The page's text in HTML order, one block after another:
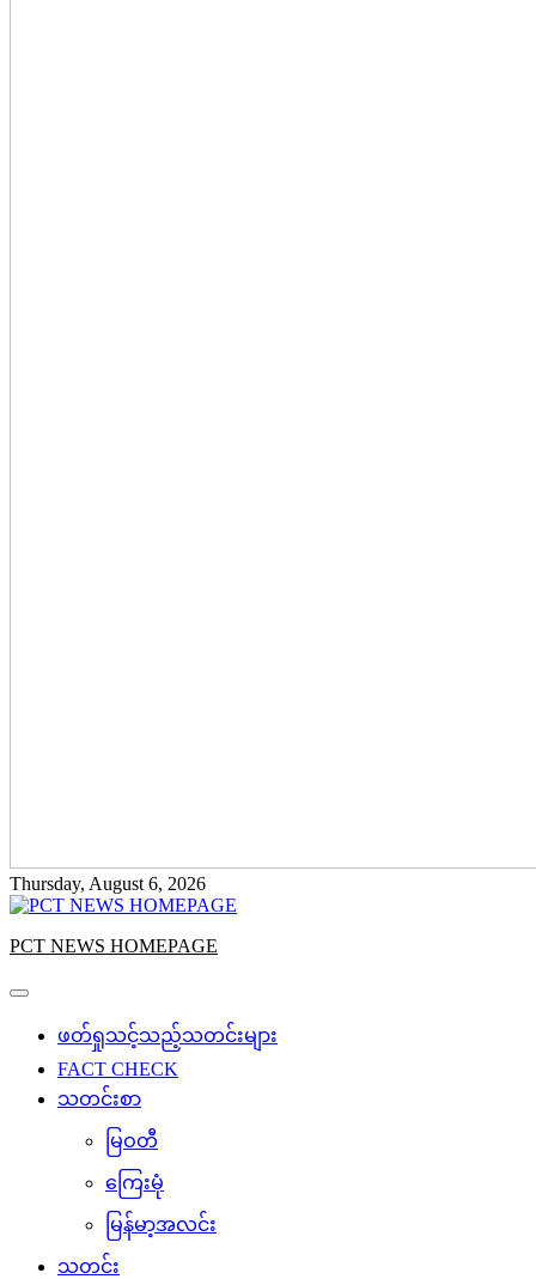
Thursday, August 6, 2026
PCT NEWS HOMEPAGE
ဖတ်ရှုသင့်သည့်သတင်းများ
FACT CHECK
သတင်းစာ
မြဝတီ
ကြေးမုံ
မြန်မာ့အလင်း
သတင်း